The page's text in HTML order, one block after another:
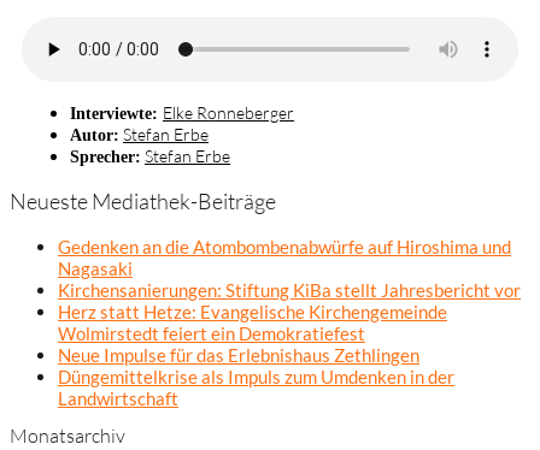
Interviewte: Elke Ronneberger
Autor: Stefan Erbe
Sprecher: Stefan Erbe
Neueste Mediathek-Beiträge
Gedenken an die Atombombenabwürfe auf Hiroshima und
Nagasaki
Kirchensanierungen: Stiftung KiBa stellt Jahresbericht vor
Herz statt Hetze: Evangelische Kirchengemeinde
Wolmirstedt feiert ein Demokratiefest
Neue Impulse für das Erlebnishaus Zethlingen
Düngemittelkrise als Impuls zum Umdenken in der
Landwirtschaft
Monatsarchiv